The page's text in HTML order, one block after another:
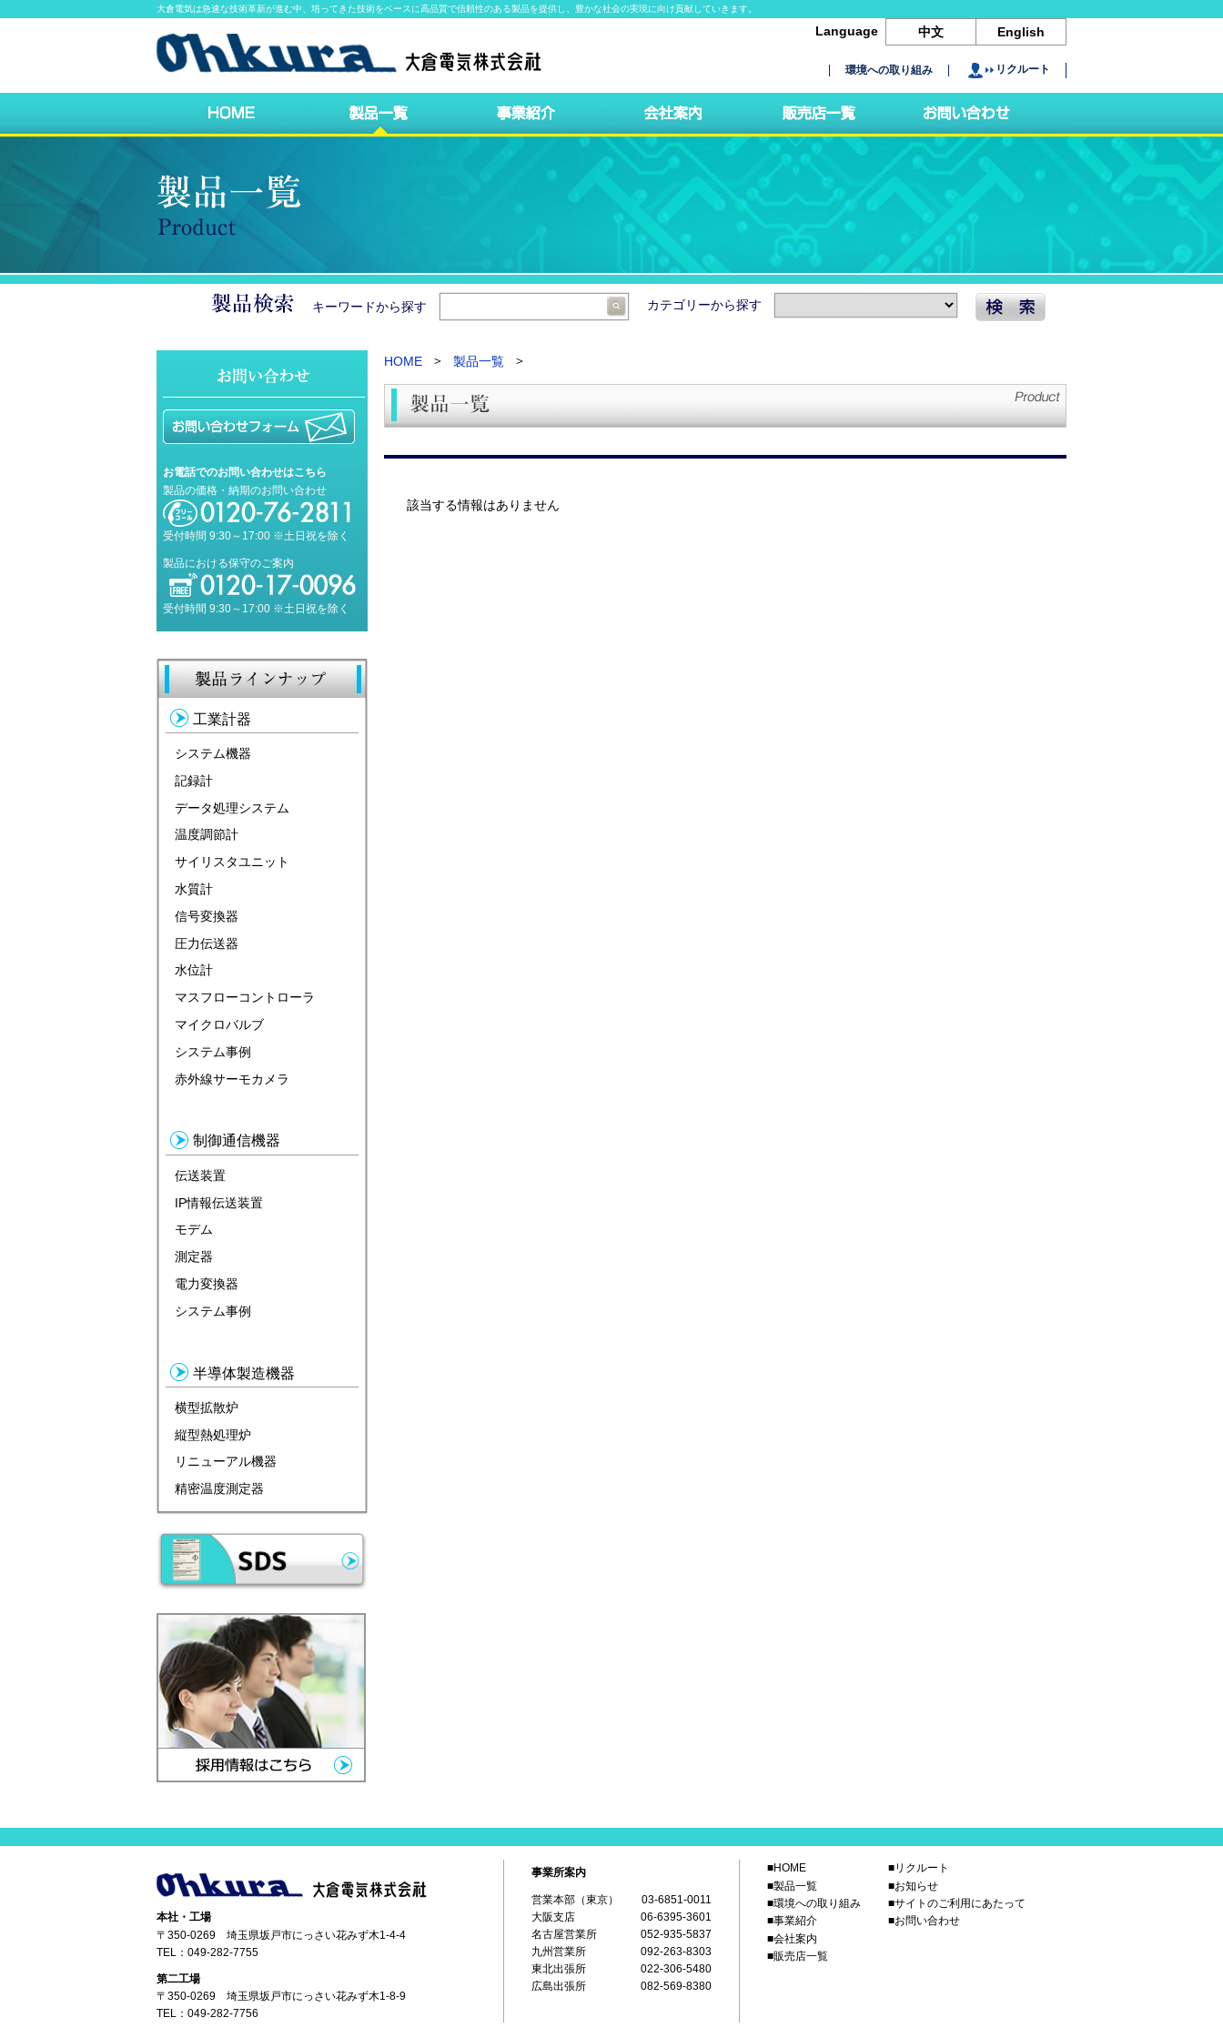
大倉電気は急速な技術革新が進む中、培ってきた技術をベースに高品質で信頼性のある製品を提供し、豊かな社会の実現に向け貢献していきます。
Language 中文 English
環境への取り組み リクルート
キーワードから探す カテゴリーから探す
HOME 製品一覧
該当する情報はありません
お電話でのお問い合わせはこちら
製品の価格・納期のお問い合わせ
受付時間 9:30～17:00 ※土日祝を除く
製品における保守のご案内
受付時間 9:30～17:00 ※土日祝を除く
工業計器
システム機器
記録計
データ処理システム
温度調節計
サイリスタユニット
水質計
信号変換器
圧力伝送器
水位計
マスフローコントローラ
マイクロバルブ
システム事例
赤外線サーモカメラ
制御通信機器
伝送装置
IP情報伝送装置
モデム
測定器
電力変換器
システム事例
半導体製造機器
横型拡散炉
縦型熱処理炉
リニューアル機器
精密温度測定器
本社・工場
〒350-0269 埼玉県坂戸市にっさい花みず木1-4-4
TEL： 049-282-7755
第二工場
〒350-0269 埼玉県坂戸市にっさい花みず木1-8-9
TEL： 049-282-7756
事業所案内
営業本部（東京）
03-6851-0011
大阪支店
06-6395-3601
名古屋営業所
052-935-5837
九州営業所
092-263-8303
東北出張所
022-306-5480
広島出張所
082-569-8380
■HOME
■製品一覧
■環境への取り組み
■事業紹介
■会社案内
■販売店一覧
■リクルート
■お知らせ
■サイトのご利用にあたって
■お問い合わせ